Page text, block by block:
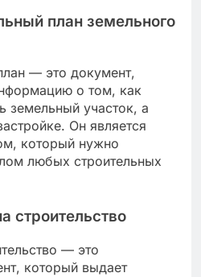
план земельного
— это документ,
о том, как
земельный участок, а
Он является
который нужно
любых строительных
строительство
— это
который выдает